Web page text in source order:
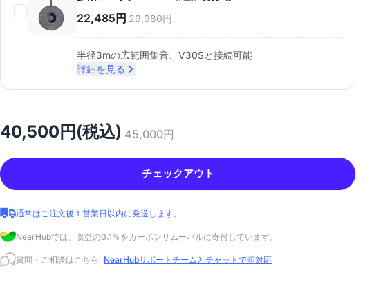
22,485円 29,980円
半径3mの広範囲集音、V30Sと接続可能
詳細を見る
40,500円(税込) 45,000円
チェックアウト
通常はご注文後１営業日以内に発送します。
NearHubでは、収益の0.1％をカーボンリムーバルに寄付しています。
質問・ご相談はこちら NearHubサポートチームとチャットで即対応